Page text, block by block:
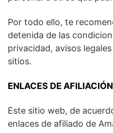
Por todo ello, te
detenida de las
privacidad, avisos
sitios.
ENLACES DE
Este sitio web, de
enlaces de afiliado de